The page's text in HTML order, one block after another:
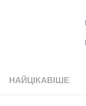
НАЙЦІКАВІШЕ